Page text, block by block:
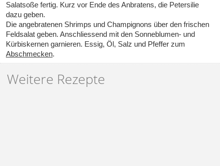
Salatsoße fertig. Kurz vor Ende des Anbratens, die Petersilie
dazu geben.
Die angebratenen Shrimps und Champignons über den frischen
Feldsalat geben. Anschliessend mit den Sonneblumen- und
Kürbiskernen garnieren. Essig, Öl, Salz und Pfeffer zum
Abschmecken.
Weitere Rezepte